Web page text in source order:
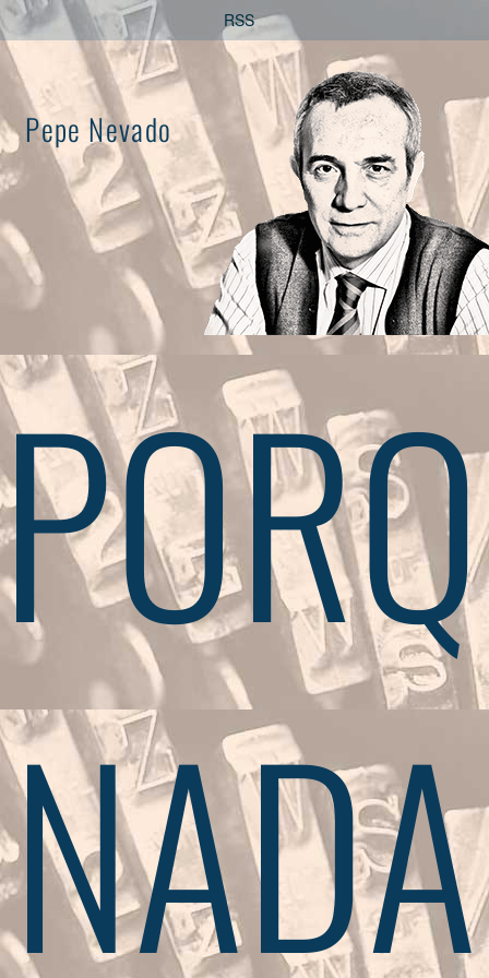
Saltar
al
contenido
RSS
Pepe Nevado
NADA